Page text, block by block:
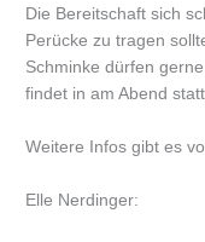
Die Bereitschaft sich
Perücke zu tragen
Schminke dürfen
findet in am Abend
Weitere Infos gibt es
Elle Nerdinger: